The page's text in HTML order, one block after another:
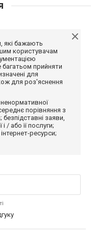
які бажають
користувачам
прийняти
для
для роз'яснення
порівняння з
заяви,
/ або її послуги;
ресурси;